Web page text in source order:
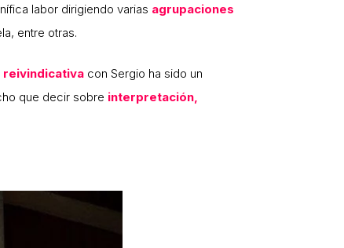
labor dirigiendo varias agrupaciones
entre otras.
con Sergio ha sido un
que decir sobre interpretación,